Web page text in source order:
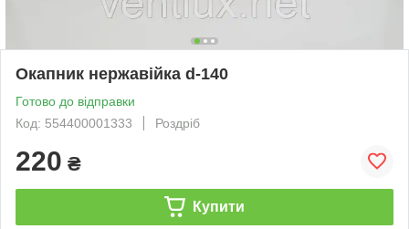
Окапник нержавійка d-140
Готово до відправки
Код: 554400001333
Роздріб
220 ₴
Купити